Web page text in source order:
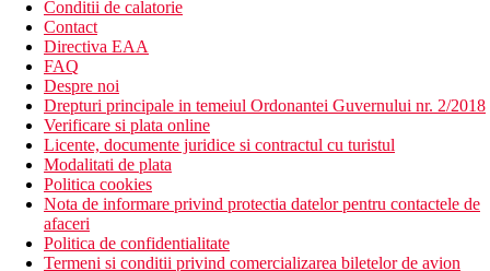
activitati acvatice la plaja
Dieta
Self Catering (SC) – fara mese
Mic dejun (BB) – mic dejun
Demipensiune (HB) – mic dejun si cina
All Inclusive (AI) – mic dejun, pranz si cina.
Mesele principale sunt servite tip bufet. Bauturile sunt
disponibile contra cost pentru SC, BB si HB, precum si
bauturi racoritoare si alcoolice gratuite, selectate, intre
orele 10:30 si 23:00.
Un restaurant principal, bar la piscina si bar Azul
Conditii de calatorie
Contact
Directiva EAA
FAQ
Despre noi
Drepturi principale in temeiul Ordonantei Guvernului nr. 2/2018
Verificare si plata online
Licente, documente juridice si contractul cu turistul
Modalitati de plata
Politica cookies
Nota de informare privind protectia datelor pentru contactele de
afaceri
Politica de confidentialitate
Termeni si conditii privind comercializarea biletelor de avion